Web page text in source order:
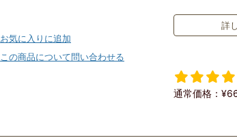
お気に入りに追加
この商品について問い合わせる
詳
通常価格：